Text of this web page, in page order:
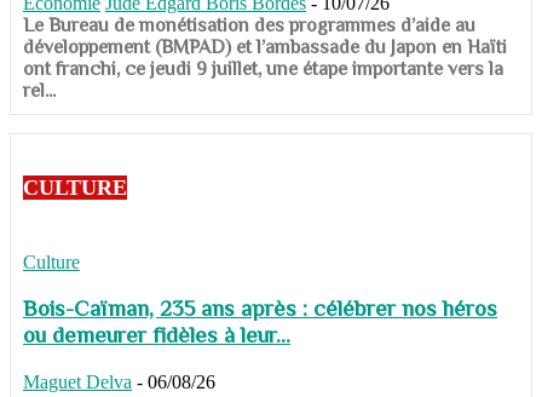
​​​​​​​Le Bureau de monétisation des programmes d’aide au
développement (BMPAD) et l’ambassade du Japon en Haïti
ont franchi, ce jeudi 9 juillet, une étape importante vers la
rel...
CULTURE
Culture
Bois-Caïman, 235 ans après : célébrer nos héros
ou demeurer fidèles à leur...
Maguet Delva - 06/08/26